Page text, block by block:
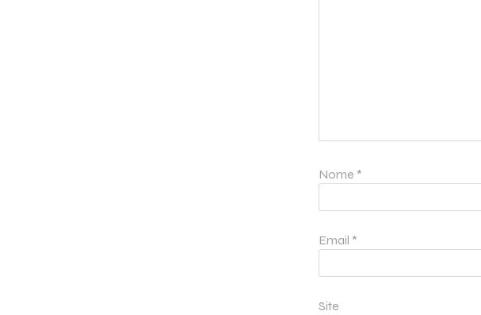
Nome *
Email *
Site